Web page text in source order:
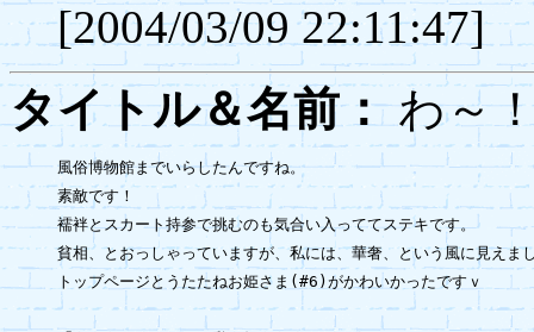
[2004/03/09 22:11:47]
タイトル＆名前：わ
風俗博物館までいらしたんですね。
素敵です！
襦袢とスカート持参で挑むのも気合い入っててステキです。
貧相、とおっしゃっていますが、私には、華奢、という風に見えま
トップページとうたたねお姫さま(#6)がかわいかったですｖ